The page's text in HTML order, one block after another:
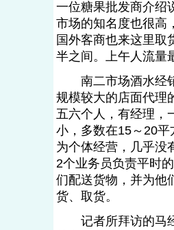
一位糖果批发商介绍
市场的知名度也很高
国外客商也来这里取
半之间。上午人流量
南二市场酒水经销
规模较大的店面代理
五六个人，有经理，
小，多数在15～20
为个体经营，几乎没
2个业务员负责平时
们配送货物，并为他
货、取货。
记者所拜访的马经